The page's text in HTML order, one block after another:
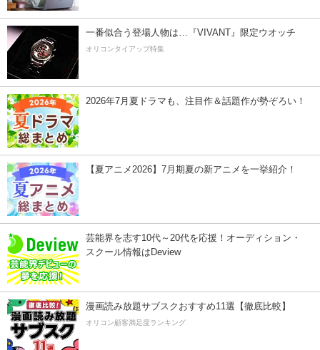
一番似合う登場人物は…『VIVANT』限定ウオッチ
オリコンタイアップ特集
2026年7月夏ドラマも、注目作＆話題作が勢ぞろい！
【夏アニメ2026】7月期夏の新アニメを一挙紹介！
芸能界を志す10代～20代を応援！オーディション・
スクール情報はDeview
漫画読み放題サブスクおすすめ11選【徹底比較】
オリコン顧客満足度ランキング